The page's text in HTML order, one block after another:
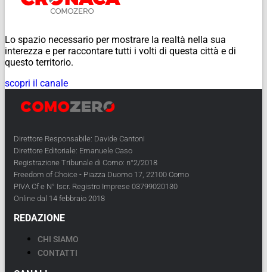
Lo spazio necessario per mostrare la realtà nella sua
interezza e per raccontare tutti i volti di questa città e di
questo territorio.
scopri il canale
Direttore Responsabile: Davide Cantoni
Direttore Editoriale: Emanuele Caso
Registrazione Tribunale di Como: n°2/2018
Freedom of Choice - Piazza Duomo 17, 22100 Como
PIVA Cf e N° Iscr. Registro Imprese 03799020130
Online dal 14 febbraio 2018
REDAZIONE
CHI SIAMO
CONTATTI